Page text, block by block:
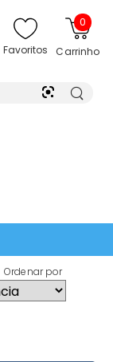
Favoritos
0
Carrinho
Ordenar por